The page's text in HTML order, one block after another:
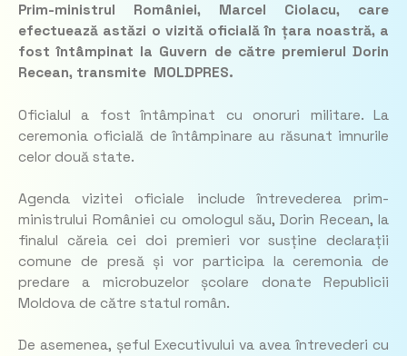
Prim-ministrul României, Marcel Ciolacu, care
efectuează astăzi o vizită oficială în țara noastră, a
fost întâmpinat la Guvern de către premierul Dorin
Recean, transmite MOLDPRES.
Oficialul a fost întâmpinat cu onoruri militare. La
ceremonia oficială de întâmpinare au răsunat imnurile
celor două state.
Agenda vizitei oficiale include întrevederea prim-
ministrului României cu omologul său, Dorin Recean, la
finalul căreia cei doi premieri vor susține declarații
comune de presă și vor participa la ceremonia de
predare a microbuzelor școlare donate Republicii
Moldova de către statul român.
De asemenea, șeful Executivului va avea întrevederi cu